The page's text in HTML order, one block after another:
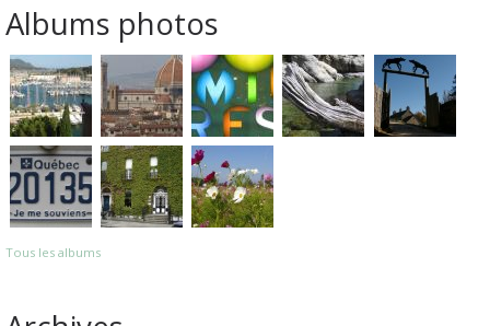
Albums photos
Tous les albums